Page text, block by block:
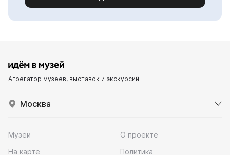
Агрегатор музеев, выставок и экскурсий
Москва
Музеи
На карте
О проекте
Политика